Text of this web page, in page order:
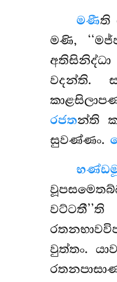
මණීති
මණි,
වදන්ති.
රජතන්ති
සුවණ්ණං.
වුත්තං.